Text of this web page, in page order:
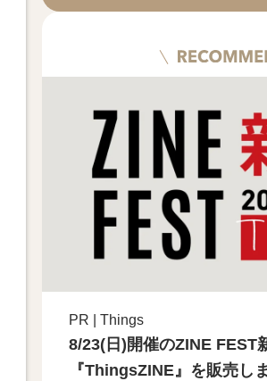
PR | Things
8/23(日)開催のZINE FEST
『ThingsZINE』を販売し